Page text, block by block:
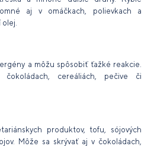
aj v omáčkach, polievkach a
olej.
a môžu spôsobiť ťažké reakcie.
cereáliách, pečive či
produktov, tofu, sójových
Môže sa skrývať aj v čokoládach,